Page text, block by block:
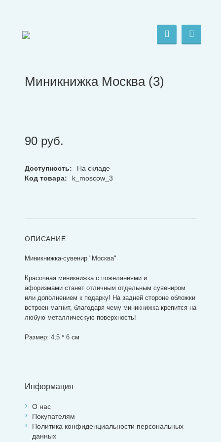
Миникнижка Москва (3)
90 руб.
Доступность:
На складе
Код товара:
k_moscow_3
ОПИСАНИЕ
Миникнижка-сувенир "Москва"
Красочная миникнижка с пожеланиями и
афоризмами станет отличным отдельным сувениром
или дополнением к подарку! На задней стороне обложки
встроен магнит, благодаря чему миникнижка крепится на
любую металлическую поверхность!
Размер: 4,5 * 6 см
Информация
О нас
Покупателям
Политика конфиденциальности персональных
данных